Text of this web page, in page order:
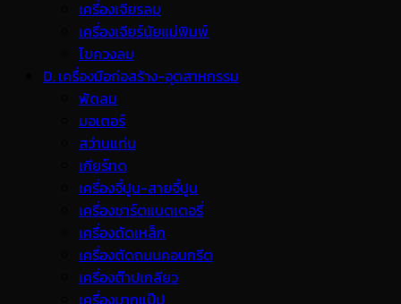
เครื่องเจียรลม
เครื่องเจียร์นัยแม่พิมพ์
ไขควงลม
D. เครื่องมือก่อสร้าง-อุตสาหกรรม
พ้ดลม
มอเตอร์
สว่านแท่น
เกียร์ทด
เครื่องจี้ปูน-สายจี้ปูน
เครื่องชาร์ตแบตเตอรี่
เครื่องดัดเหล็ก
เครื่องตัดถนนคอนกรีต
เครื่องต๊าปเกลียว
เครื่องบากแป๊ป